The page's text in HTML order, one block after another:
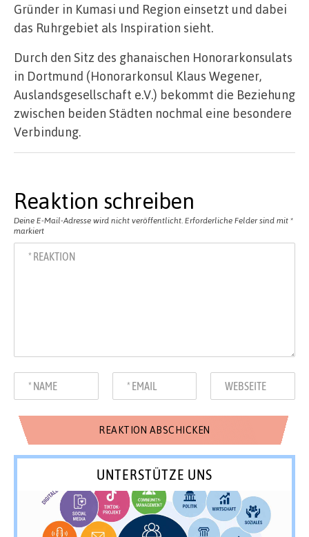
Gründer in Kumasi und Region einsetzt und dabei
das Ruhrgebiet als Inspiration sieht.
Durch den Sitz des ghanaischen Honorarkonsulats
in Dortmund (Honorarkonsul Klaus Wegener,
Auslandsgesellschaft e.V.) bekommt die Beziehung
zwischen beiden Städten nochmal eine besondere
Verbindung.
Reaktion schreiben
Deine E-Mail-Adresse wird nicht veröffentlicht. Erforderliche Felder sind mit *
markiert
UNTERSTÜTZE UNS